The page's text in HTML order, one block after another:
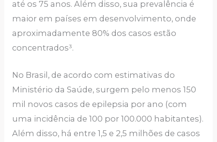
até os 75 anos. Além disso, sua prevalência é
maior em países em desenvolvimento, onde
aproximadamente 80% dos casos estão
concentrados³.
No Brasil, de acordo com estimativas do
Ministério da Saúde, surgem pelo menos 150
mil novos casos de epilepsia por ano (com
uma incidência de 100 por 100.000 habitantes).
Além disso, há entre 1,5 e 2,5 milhões de casos